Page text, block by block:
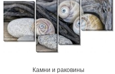
Камни и раковины